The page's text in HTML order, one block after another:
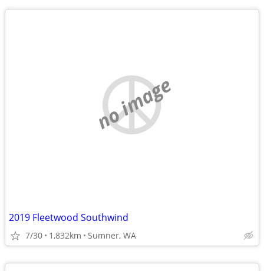
no image
2019 Fleetwood Southwind
7/30 1,832km Sumner, WA